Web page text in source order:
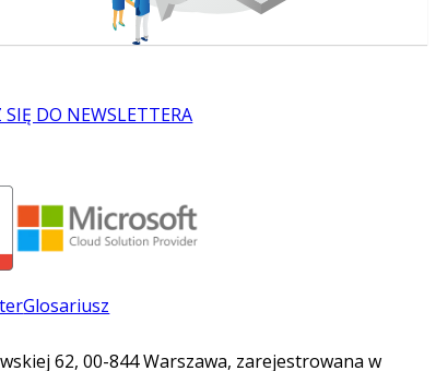
SIĘ DO NEWSLETTERA
Glosariusz
62, 00-844 Warszawa, zarejestrowana w